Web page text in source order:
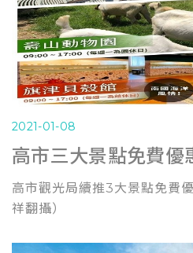
2021-01-08
高市觀光局續推3大景點免費
祥翻攝）